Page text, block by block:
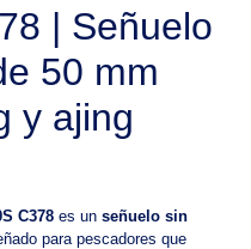
| Señuelo
50 mm
y ajing
C378 es un señuelo sin
para pescadores que